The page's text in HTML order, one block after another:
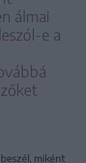
álmai
e a
miként